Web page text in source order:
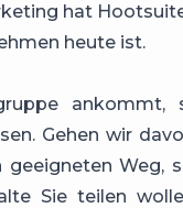
hat
heute ist.
ankommt,
Gehen wir
Weg,
Sie teilen